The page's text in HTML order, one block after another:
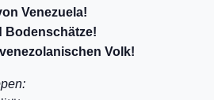
Venezuela!
Bodenschätze!
Volk!